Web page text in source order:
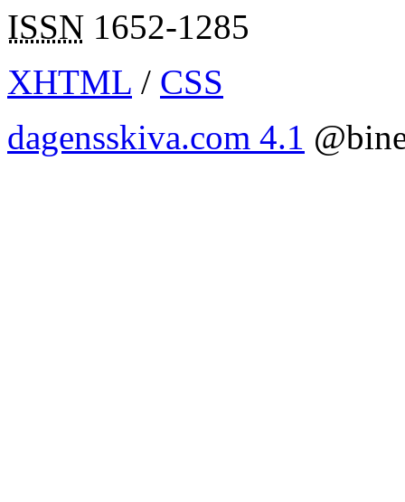
ISSN 1652-1285
XHTML / CSS
dagensskiva.com 4.1